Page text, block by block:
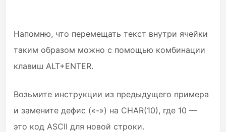
Напомню, что перемещать текст внутри ячейки
таким образом можно с помощью комбинации
клавиш ALT+ENTER.
Возьмите инструкции из предыдущего примера
и замените дефис («-») на CHAR(10), где 10 —
это код ASCII для новой строки.